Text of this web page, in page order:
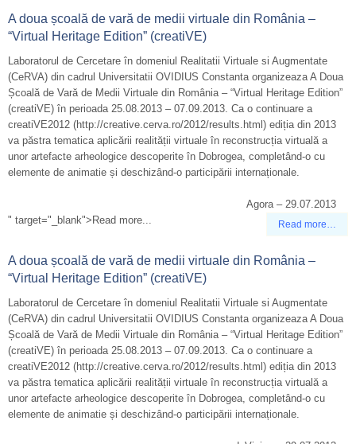
A doua școală de vară de medii virtuale din România –
“Virtual Heritage Edition” (creatiVE)
Laboratorul de Cercetare în domeniul Realitatii Virtuale si Augmentate
(CeRVA) din cadrul Universitatii OVIDIUS Constanta organizeaza A Doua
Școală de Vară de Medii Virtuale din România – “Virtual Heritage Edition”
(creatiVE) în perioada 25.08.2013 – 07.09.2013. Ca o continuare a
creatiVE2012 (http://creative.cerva.ro/2012/results.html) ediția din 2013
va păstra tematica aplicării realității virtuale în reconstrucția virtuală a
unor artefacte arheologice descoperite în Dobrogea, completând-o cu
elemente de animatie și deschizând-o participării internaționale.
Agora – 29.07.2013
Read more…
" target="_blank">Read more...
A doua școală de vară de medii virtuale din România –
“Virtual Heritage Edition” (creatiVE)
Laboratorul de Cercetare în domeniul Realitatii Virtuale si Augmentate
(CeRVA) din cadrul Universitatii OVIDIUS Constanta organizeaza A Doua
Școală de Vară de Medii Virtuale din România – “Virtual Heritage Edition”
(creatiVE) în perioada 25.08.2013 – 07.09.2013. Ca o continuare a
creatiVE2012 (http://creative.cerva.ro/2012/results.html) ediția din 2013
va păstra tematica aplicării realității virtuale în reconstrucția virtuală a
unor artefacte arheologice descoperite în Dobrogea, completând-o cu
elemente de animatie și deschizând-o participării internaționale.